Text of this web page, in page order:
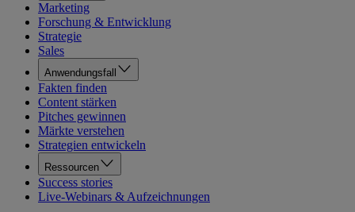
Marketing
Forschung & Entwicklung
Strategie
Sales
Anwendungsfall
Fakten finden
Content stärken
Pitches gewinnen
Märkte verstehen
Strategien entwickeln
Ressourcen
Success stories
Live-Webinars & Aufzeichnungen